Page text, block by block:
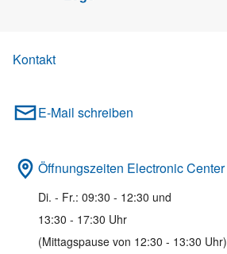
Kontakt
E-Mail schreiben
Öffnungszeiten Electronic Center
Di. - Fr.: 09:30 - 12:30 und
13:30 - 17:30 Uhr
(Mittagspause von 12:30 - 13:30 Uhr)